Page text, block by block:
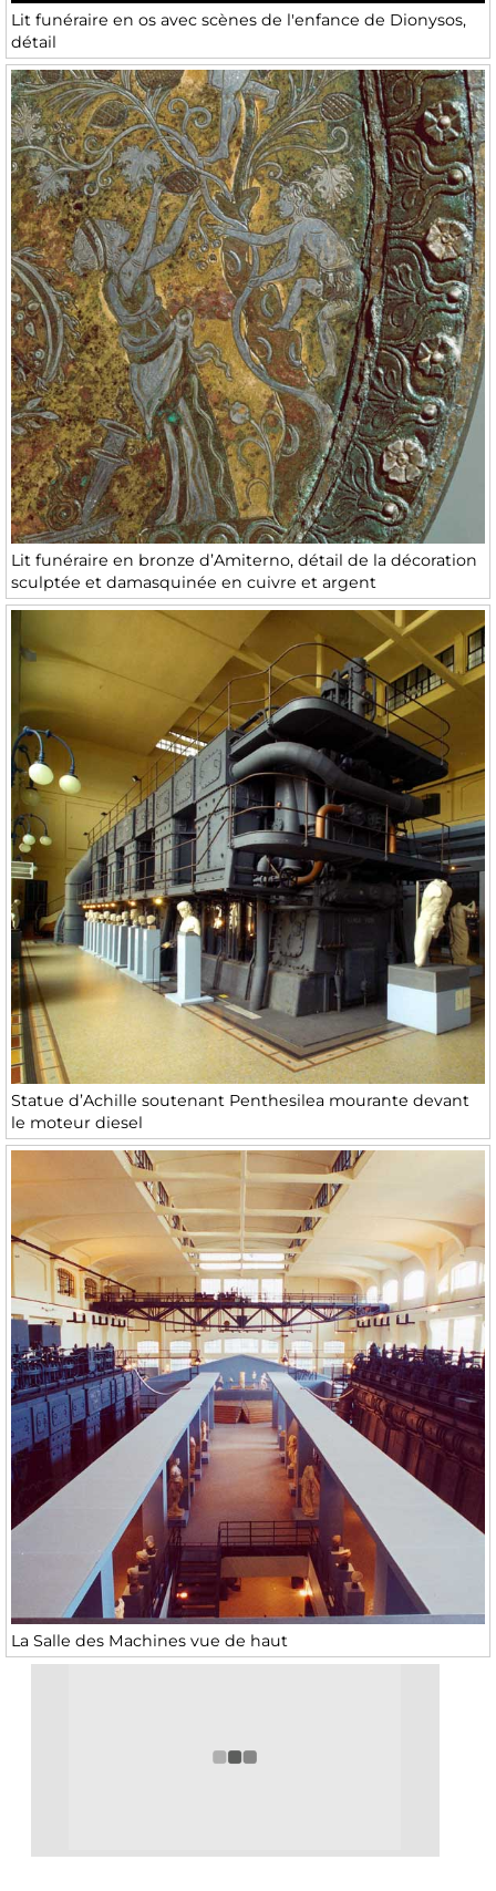
Lit funéraire en os avec scènes de l'enfance de Dionysos,
détail
Lit funéraire en bronze d’Amiterno, détail de la décoration
sculptée et damasquinée en cuivre et argent
Statue d’Achille soutenant Penthesilea mourante devant
le moteur diesel
La Salle des Machines vue de haut